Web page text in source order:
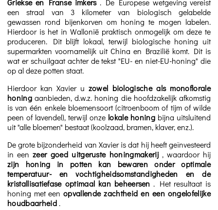
Griekse en Franse imkers. De Europese wetgeving vereist
een straal van 3 kilometer van biologisch gelabelde
gewassen rond bijenkorven om honing te mogen labelen.
Hierdoor is het in Wallonië praktisch onmogelijk om deze te
produceren. Dit blijft lokaal, terwijl biologische honing uit
supermarkten voornamelijk uit China en Brazilië komt. Dit is
wat er schuilgaat achter de tekst "EU- en niet-EU-honing" die
op al deze potten staat.
Hierdoor kan Xavier u zowel biologische als monoflorale
honingaanbieden, d.w.z. honing die hoofdzakelijk afkomstig
is van één enkele bloemensoort (citroenboom of tijm of wilde
peen of lavendel), terwijl onze lokale honing bijna uitsluitend
uit "alle bloemen" bestaat (koolzaad, bramen, klaver, enz.).
De grote bijzonderheid van Xavier is dat hij heeft geïnvesteerd
in eenzeer goed uitgeruste honingmakerij, waardoor hij
zijn honing in potten kan bewaren onder optimale
temperatuur- en vochtigheidsomstandigheden en de
kristallisatiefase optimaal kan beheersen . Het resultaat is
honing met eenopvallende zachtheid en een ongelofelijke
houdbaarheid.